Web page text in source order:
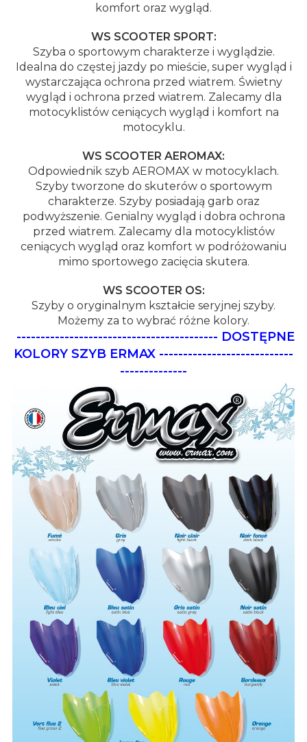
komfort oraz wygląd.
WS SCOOTER SPORT:
Szyba o sportowym charakterze i wyglądzie.
Idealna do częstej jazdy po mieście, super wygląd i
wystarczająca ochrona przed wiatrem. Świetny
wygląd i ochrona przed wiatrem. Zalecamy dla
motocyklistów ceniących wygląd i komfort na
motocyklu.
WS SCOOTER AEROMAX:
Odpowiednik szyb AEROMAX w motocyklach.
Szyby tworzone do skuterów o sportowym
charakterze. Szyby posiadają garb oraz
podwyższenie. Genialny wygląd i dobra ochrona
przed wiatrem. Zalecamy dla motocyklistów
ceniących wygląd oraz komfort w podróżowaniu
mimo sportowego zacięcia skutera.
WS SCOOTER OS:
Szyby o oryginalnym kształcie seryjnej szyby.
Możemy za to wybrać różne kolory.
------------------------------------------ DOSTĘPNE
KOLORY SZYB ERMAX ----------------------------
--------------